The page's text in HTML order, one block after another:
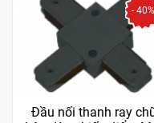
- 40%
Đầu nối thanh ray